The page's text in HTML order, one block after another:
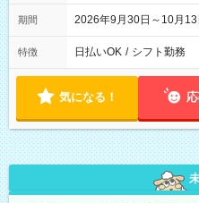
期間 2026年9月30日～10月13
特徴 日払いOK / シフト勤務
気になる！